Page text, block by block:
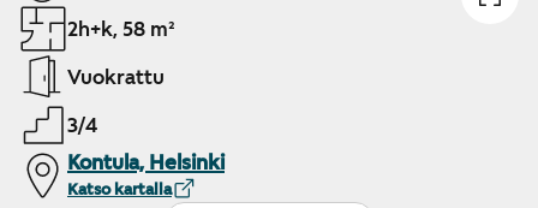
2h+k, 58 m²
Vuokrattu
3/4
Kontula, Helsinki
Katso kartalla